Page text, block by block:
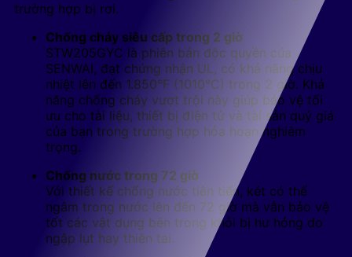
trường hợp bị rơi.
Chống cháy siêu cấp trong 2 giờ
STW205GYC là phiên bản độc quyền của
SENWAI, đạt chứng nhận UL, có khả năng chịu
nhiệt lên đến 1.850°F (1010°C) trong 2 giờ. Khả
năng chống cháy vượt trội này giúp bảo vệ tối
ưu cho tài liệu, thiết bị điện tử và tài sản quý giá
của bạn trong trường hợp hỏa hoạn nghiêm
trọng.
Chống nước trong 72 giờ
Với thiết kế chống nước tiên tiến, két có thể
ngâm trong nước lên đến 72 giờ mà vẫn bảo vệ
tốt các vật dụng bên trong khỏi bị hư hỏng do
ngập lụt hay thiên tai.